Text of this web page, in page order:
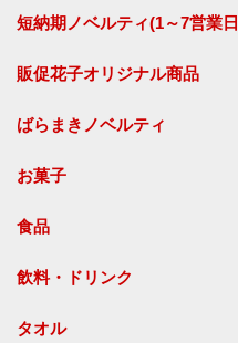
短納期ノベルティ(1～7営業
販促花子オリジナル商品
ばらまきノベルティ
お菓子
食品
飲料・ドリンク
タオル